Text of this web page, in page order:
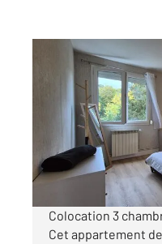
COMPIEGNE 60
9,50 m
, 4 pièces
Ref : 18186
Appartement
370 €
par mois charges
Colocation 3
Cet appartement